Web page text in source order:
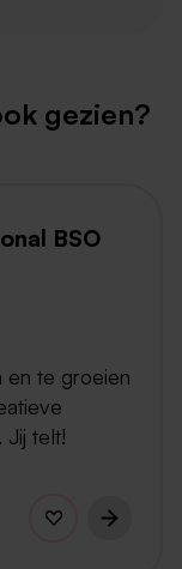
gezien?
BSO
en te groeien
Jij telt!